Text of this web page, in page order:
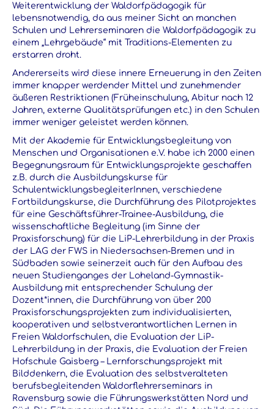
Weiterentwicklung der Waldorfpädagogik für
lebensnotwendig, da aus meiner Sicht an manchen
Schulen und Lehrerseminaren die Waldorfpädagogik zu
einem „Lehrgebäude“ mit Traditions-Elementen zu
erstarren droht.
Andererseits wird diese innere Erneuerung in den Zeiten
immer knapper werdender Mittel und zunehmender
äußeren Restriktionen (Früheinschulung, Abitur nach 12
Jahren, externe Qualitätsprüfungen etc.) in den Schulen
immer weniger geleistet werden können.
Mit der Akademie für Entwicklungsbegleitung von
Menschen und Organisationen e.V. habe ich 2000 einen
Begegnungsraum für Entwicklungsprojekte geschaffen
z.B. durch die Ausbildungskurse für
SchulentwicklungsbegleiterInnen, verschiedene
Fortbildungskurse, die Durchführung des Pilotprojektes
für eine Geschäftsführer-Trainee-Ausbildung, die
wissenschaftliche Begleitung (im Sinne der
Praxisforschung) für die LiP-Lehrerbildung in der Praxis
der LAG der FWS in Niedersachsen-Bremen und in
Südbaden sowie seinerzeit auch für den Aufbau des
neuen Studienganges der Loheland-Gymnastik-
Ausbildung mit entsprechender Schulung der
Dozent*innen, die Durchführung von über 200
Praxisforschungsprojekten zum individualisierten,
kooperativen und selbstverantwortlichen Lernen in
Freien Waldorfschulen, die Evaluation der LiP-
Lehrerbildung in der Praxis, die Evaluation der Freien
Hofschule Gaisberg – Lernforschungsprojekt mit
Bilddenkern, die Evaluation des selbstveralteten
berufsbegleitenden Waldorflehrerseminars in
Ravensburg sowie die Führungswerkstätten Nord und